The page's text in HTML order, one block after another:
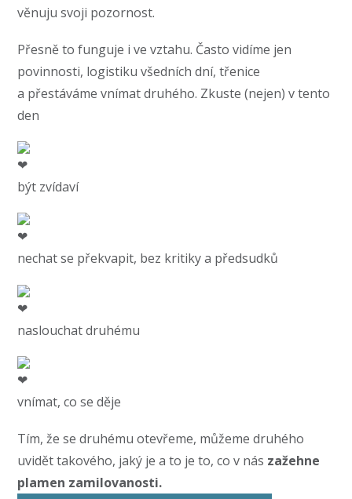
věnuju svoji pozornost.
Přesně to funguje i ve vztahu. Často vidíme jen
povinnosti, logistiku všedních dní, třenice
a přestáváme vnímat druhého. Zkuste (nejen) v tento
den
být zvídaví
nechat se překvapit, bez kritiky a předsudků
naslouchat druhému
vnímat, co se děje
Tím, že se druhému otevřeme, můžeme druhého
uvidět takového, jaký je a to je to, co v nás zažehne
plamen zamilovanosti.